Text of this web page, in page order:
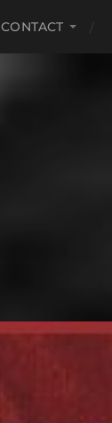
CONTACT